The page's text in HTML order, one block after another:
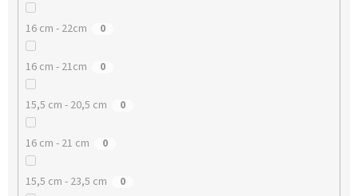
16 cm - 22cm 0
16 cm - 21cm 0
15,5 cm - 20,5 cm 0
16 cm - 21 cm 0
15,5 cm - 23,5 cm 0